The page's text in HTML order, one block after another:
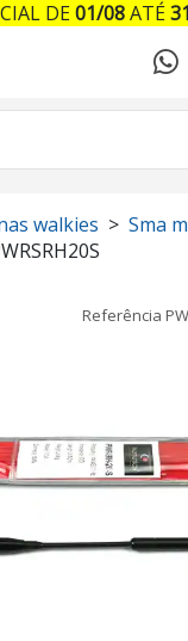
walkies
Sma
Referência
DE01/08ATÉ